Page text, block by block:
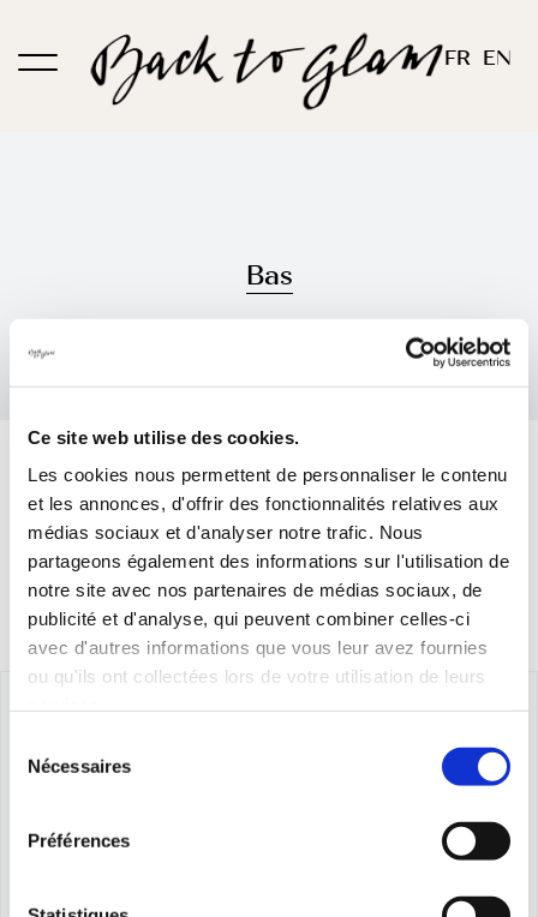
Ce site web utilise des cookies.
Les cookies nous permettent de personnaliser le contenu
et les annonces, d'offrir des fonctionnalités relatives aux
médias sociaux et d'analyser notre trafic. Nous
partageons également des informations sur l'utilisation de
notre site avec nos partenaires de médias sociaux, de
publicité et d'analyse, qui peuvent combiner celles-ci
avec d'autres informations que vous leur avez fournies
ou qu'ils ont collectées lors de votre utilisation de leurs
Nécessaires
Préférences
au
FR EN
Bas
Trier parPrix
Montrer12 produits